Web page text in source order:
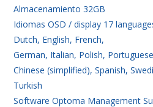
Almacenamiento 32GB
Idiomas OSD / display 17
Dutch, English, French,
German, Italian, Polish,
Chinese (simplified), Spanish,
Turkish
Software Optoma Management